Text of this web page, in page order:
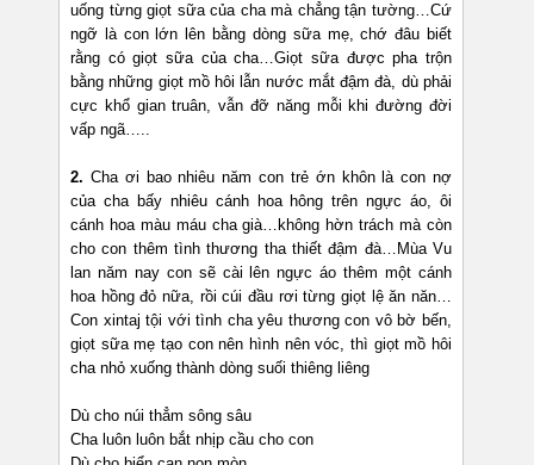
uống từng giọt sữa của cha mà chẳng tận tường…Cứ
ngỡ là con lớn lên bằng dòng sữa mẹ, chớ đâu biết
rằng có giọt sữa của cha…Giọt sữa được pha trộn
bằng những giọt mồ hôi lẫn nước mắt đậm đà, dù phải
cực khổ gian truân, vẫn đỡ năng mỗi khi đường đời
vấp ngã…..
2. Cha ơi bao nhiêu năm con trẻ ớn khôn là con nợ
của cha bấy nhiêu cánh hoa hông trên ngực áo, ôi
cánh hoa màu máu cha già…không hờn trách mà còn
cho con thêm tình thương tha thiết đậm đà…Mùa Vu
lan năm nay con sẽ cài lên ngực áo thêm một cánh
hoa hồng đỏ nữa, rồi cúi đầu rơi từng giọt lệ ăn năn…
Con xintaj tội với tình cha yêu thương con vô bờ bến,
giọt sữa mẹ tạo con nên hình nên vóc, thì giọt mồ hôi
cha nhỏ xuống thành dòng suối thiêng liêng
Dù cho núi thẳm sông sâu
Cha luôn luôn bắt nhịp cầu cho con